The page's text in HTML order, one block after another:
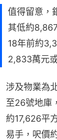
值得留意，
其低約
18年前約
2,833萬元
涉及物業為
至26號地庫
約17,626平
易手，呎價